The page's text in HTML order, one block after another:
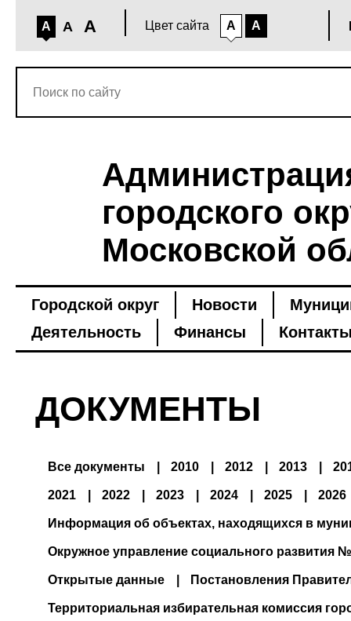
A A A Цвет сайта A A
городского
Московской
Городской округ Новости
Деятельность
Финансы
ДОКУМЕНТЫ
Все документы 2010 2012 2013
2021 2022 2023 2024 2025 2026
Информация об объектах, находящихся в
Окружное управление социального развития
Открытые данные Постановления
Территориальная избирательная комиссия